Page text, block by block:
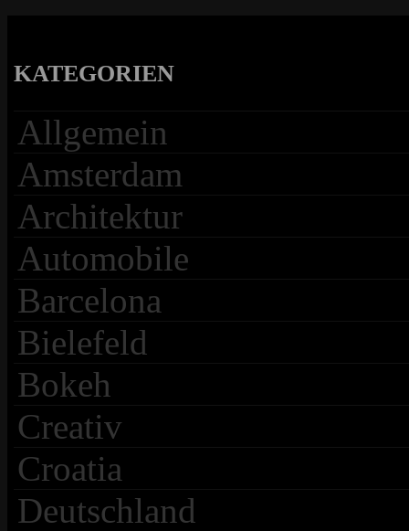
KATEGORIEN
Allgemein
Amsterdam
Architektur
Automobile
Barcelona
Bielefeld
Bokeh
Creativ
Croatia
Deutschland